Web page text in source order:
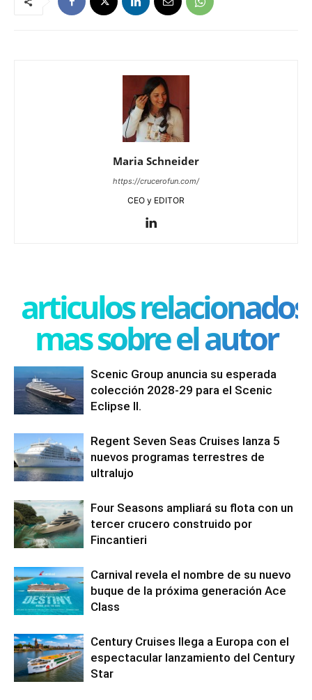
Maria Schneider
https://crucerofun.com/
CEO y EDITOR
articulos relacionados
mas sobre el autor
Scenic Group anuncia su esperada
colección 2028-29 para el Scenic
Eclipse II.
Regent Seven Seas Cruises lanza 5
nuevos programas terrestres de
ultralujo
Four Seasons ampliará su flota con un
tercer crucero construido por
Fincantieri
Carnival revela el nombre de su nuevo
buque de la próxima generación Ace
Class
Century Cruises llega a Europa con el
espectacular lanzamiento del Century
Star